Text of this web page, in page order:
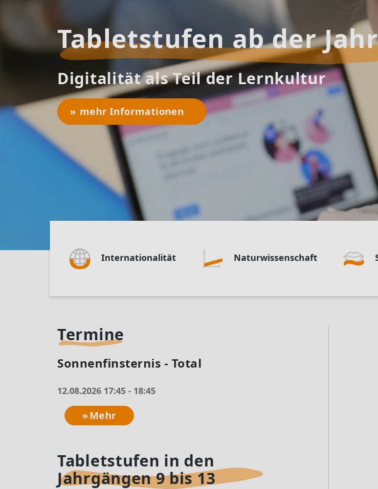
Makerspace
Technik anwenden - Ideen umsetzen
mehr Informationen
Internationalität Naturwissenschaft
Termine
Sonnenfinsternis - Total
12.08.2026 17:45 - 18:45
Mehr
Tabletstufen in den
Jahrgängen 9 bis 13